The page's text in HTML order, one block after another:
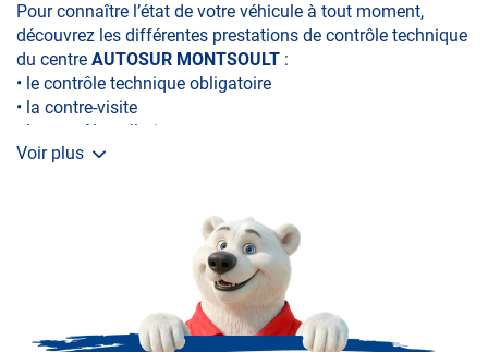
Pour connaître l’état de votre véhicule à tout moment,
découvrez les différentes prestations de contrôle technique
du centre AUTOSUR MONTSOULT :
• le contrôle technique obligatoire
• la contre-visite
• le contrôle pollution
• le contrôle des véhicules hybrides ou électriques
N’attendez plus pour votre sécurité et faire vérifier votre
véhicule : Prenez RDV dans votre
centre de contrôle
A très bientôt chez AUTOSUR MONTSOULT
*Prestation à vérifier auprès du centre
Voir plus